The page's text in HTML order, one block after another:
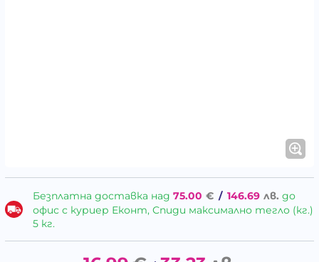
Безплатна доставка над 75.00 € / 146.69 лв. до
офис с куриер Еконт, Спиди максимално тегло (кг.)
5 кг.